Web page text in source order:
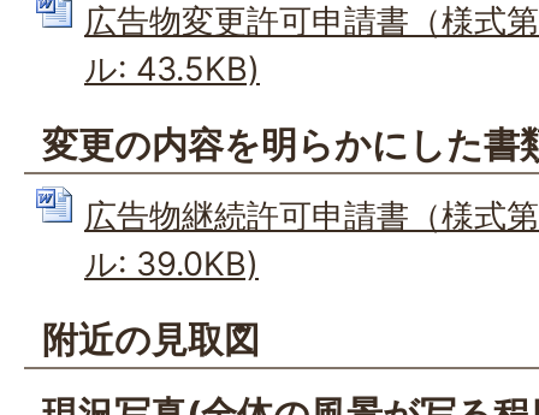
広告物変更許可申請書（様式
ル: 43.5KB)
変更の内容を明らかにした書
広告物継続許可申請書（様式
ル: 39.0KB)
附近の見取図